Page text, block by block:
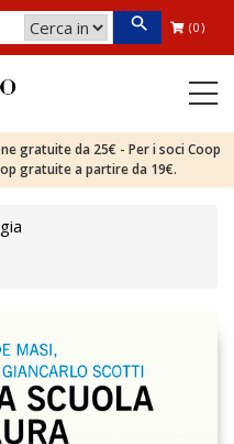
(0)
gratuite da 25€ - Per i soci Coop
gratuite a partire da 19€.